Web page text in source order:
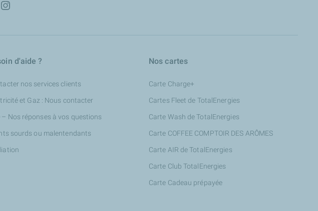
d'aide ?
nos services clients
et Gaz : Nous contacter
– Nos réponses à vos questions
sourds ou malentendants
Nos cartes
Carte Charge+
Cartes Fleet de TotalEnergies
Carte Wash de TotalEnergies
Carte COFFEE COMPTOIR DES ARÔMES
Carte AIR de TotalEnergies
Carte Club TotalEnergies
Carte Cadeau prépayée